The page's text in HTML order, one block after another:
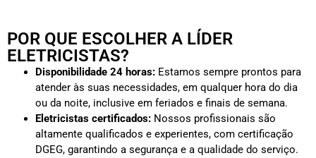
POR QUE ESCOLHER A LÍDER
ELETRICISTAS?
Disponibilidade 24 horas: Estamos sempre prontos para
atender às suas necessidades, em qualquer hora do dia
ou da noite, inclusive em feriados e finais de semana.
Eletricistas certificados: Nossos profissionais são
altamente qualificados e experientes, com certificação
DGEG, garantindo a segurança e a qualidade do serviço.